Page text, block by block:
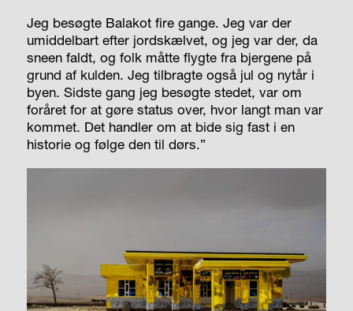
Jeg besøgte Balakot fire gange. Jeg var der
umiddelbart efter jordskælvet, og jeg var der, da
sneen faldt, og folk måtte flygte fra bjergene på
grund af kulden. Jeg tilbragte også jul og nytår i
byen. Sidste gang jeg besøgte stedet, var om
foråret for at gøre status over, hvor langt man var
kommet. Det handler om at bide sig fast i en
historie og følge den til dørs.”